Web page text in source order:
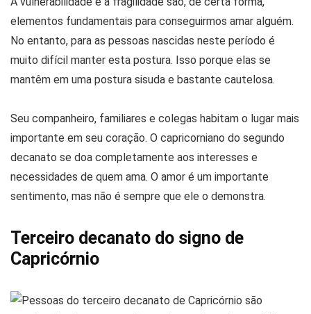
elementos fundamentais para conseguirmos amar alguém.
No entanto, para as pessoas nascidas neste período é
muito difícil manter esta postura. Isso porque elas se
mantêm em uma postura sisuda e bastante cautelosa.
Seu companheiro, familiares e colegas habitam o lugar mais
importante em seu coração. O capricorniano do segundo
decanato se doa completamente aos interesses e
necessidades de quem ama. O amor é um importante
sentimento, mas não é sempre que ele o demonstra.
Terceiro decanato do signo de
Capricórnio